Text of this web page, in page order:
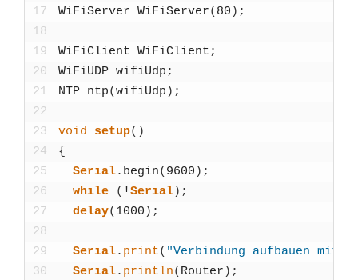
17
18
19
20
21
22
23
24
25
26
27
28
29
30
WiFi­Ser­ver WiFi­Ser­ver( 80 ) ;
WiFiCli­ent WiFiCli­ent ;
WiFiUDP wifiUdp ;
NTP ntp(wifiUdp ) ;
void set­up( )
{
Seri­al. begin( 9600 ) ;
while
( !Seri­al) ;
delay( 1000 ) ;
Seri­al. print( "Ver­bin­dung auf­bau­en mit "
Seri­al. println( Rou­ter ) ;